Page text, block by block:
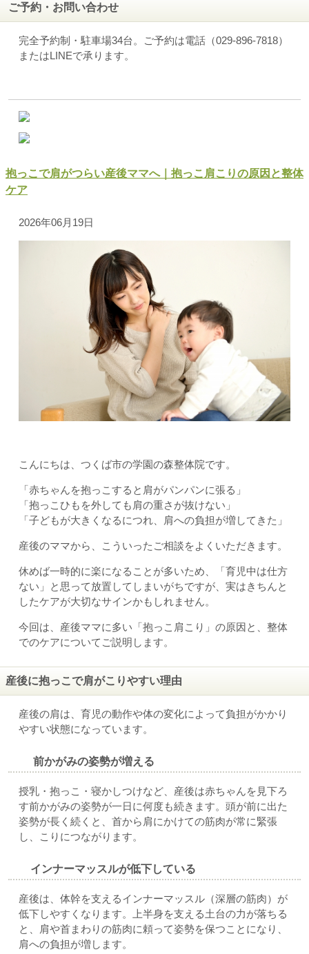
ご予約・お問い合わせ
完全予約制・駐車場34台。ご予約は電話（029-896-7818）
またはLINEで承ります。
抱っこで肩がつらい産後ママへ｜抱っこ肩こりの原因と整体
ケア
2026年06月19日
こんにちは、つくば市の学園の森整体院です。
「赤ちゃんを抱っこすると肩がパンパンに張る」
「抱っこひもを外しても肩の重さが抜けない」
「子どもが大きくなるにつれ、肩への負担が増してきた」
産後のママから、こういったご相談をよくいただきます。
休めば一時的に楽になることが多いため、「育児中は仕方
ない」と思って放置してしまいがちですが、実はきちんと
したケアが大切なサインかもしれません。
今回は、産後ママに多い「抱っこ肩こり」の原因と、整体
でのケアについてご説明します。
産後に抱っこで肩がこりやすい理由
産後の肩は、育児の動作や体の変化によって負担がかかり
やすい状態になっています。
前かがみの姿勢が増える
授乳・抱っこ・寝かしつけなど、産後は赤ちゃんを見下ろ
す前かがみの姿勢が一日に何度も続きます。頭が前に出た
姿勢が長く続くと、首から肩にかけての筋肉が常に緊張
し、こりにつながります。
インナーマッスルが低下している
産後は、体幹を支えるインナーマッスル（深層の筋肉）が
低下しやすくなります。上半身を支える土台の力が落ちる
と、肩や首まわりの筋肉に頼って姿勢を保つことになり、
肩への負担が増します。